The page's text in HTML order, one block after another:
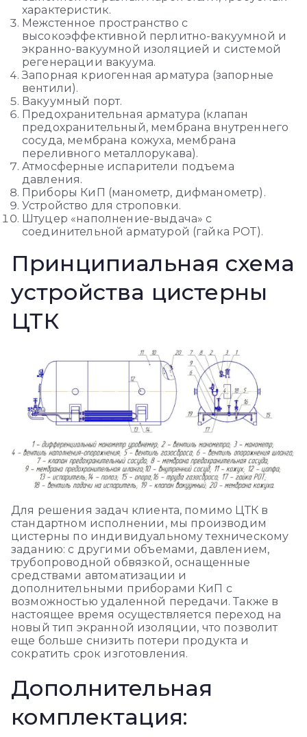
характеристик.
Межстенное пространство с
высокоэффективной перлитно-вакуумной и
экранно-вакуумной изоляцией и системой
регенерации вакуума.
Запорная криогенная арматура (запорные
вентили).
Вакуумный порт.
Предохранительная арматура (клапан
предохранительный, мембрана внутреннего
сосуда, мембрана кожуха, мембрана
переливного металлорукава).
Атмосферные испарители подъема
давления.
Приборы КиП (манометр, дифманометр).
Устройство для строповки.
Штуцер «наполнение-выдача» с
соединительной арматурой (гайка РОТ).
Принципиальная схема
устройства цистерны
ЦТК
Для решения задач клиента, помимо ЦТК в
стандартном исполнении, мы производим
цистерны по индивидуальному техническому
заданию: с другими объемами, давлением,
трубопроводной обвязкой, оснащенные
средствами автоматизации и
дополнительными приборами КиП с
возможностью удаленной передачи. Также в
настоящее время осуществляется переход на
новый тип экранной изоляции, что позволит
еще больше снизить потери продукта и
сократить срок изготовления.
Дополнительная
комплектация: